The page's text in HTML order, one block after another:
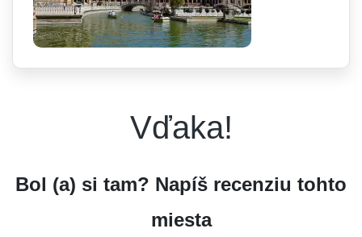
Vďaka!
Bol (a) si tam? Napíš recenziu tohto
miesta